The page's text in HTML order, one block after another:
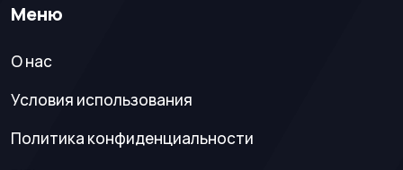
Меню
О нас
Условия использования
Политика конфиденциальности